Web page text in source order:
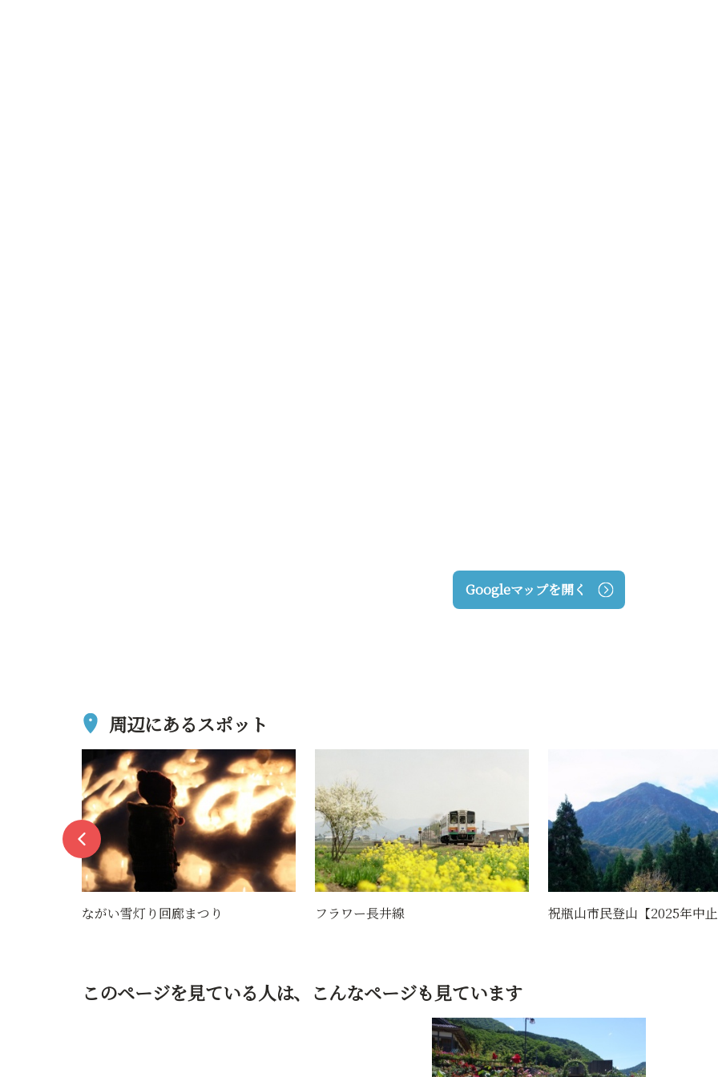
Googleマップを開く
周辺にあるスポット
フラワー長井線 祝瓶山市民登山【2025年中止】 くるんと
このページを見ている人は、 こんなページも見ています